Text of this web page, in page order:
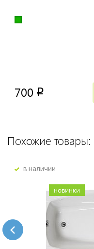
700 p
Похожие товары:
в наличии
новинки